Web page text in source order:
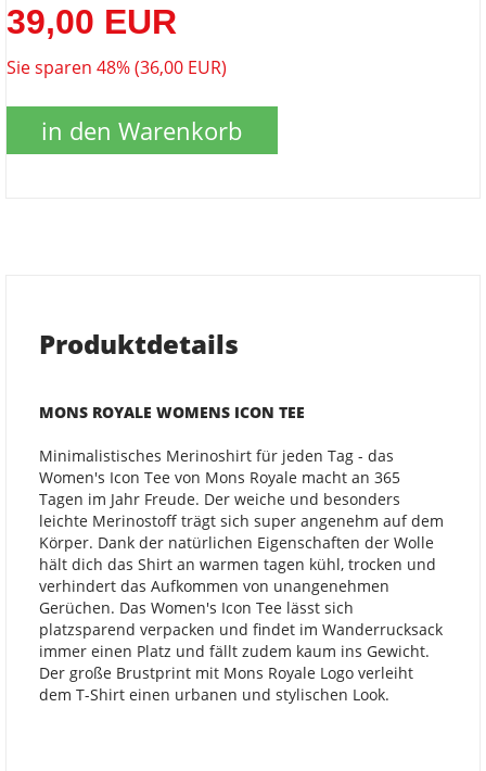
39,00 EUR
Sie sparen 48% (36,00 EUR)
in den Warenkorb
Produktdetails
MONS ROYALE WOMENS ICON TEE
Minimalistisches Merinoshirt für jeden Tag - das
Women's Icon Tee von Mons Royale macht an 365
Tagen im Jahr Freude. Der weiche und besonders
leichte Merinostoff trägt sich super angenehm auf dem
Körper. Dank der natürlichen Eigenschaften der Wolle
hält dich das Shirt an warmen tagen kühl, trocken und
verhindert das Aufkommen von unangenehmen
Gerüchen. Das Women's Icon Tee lässt sich
platzsparend verpacken und findet im Wanderrucksack
immer einen Platz und fällt zudem kaum ins Gewicht.
Der große Brustprint mit Mons Royale Logo verleiht
dem T-Shirt einen urbanen und stylischen Look.